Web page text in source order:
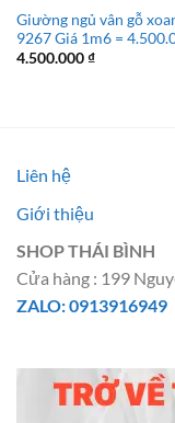
Giường ngủ vân gỗ
9267 Giá 1m6 =
4.500.000₫
Liên hệ
Giới thiệu
SHOP THÁI BÌNH
Cửa hàng : 199
ZALO: 0913916949